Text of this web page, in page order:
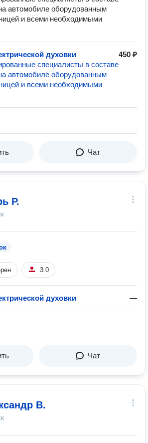
автомобиле оборудованным
и всеми необходимыми
духовки
450 ₽
специалисты в составе
автомобиле оборудованным
и всеми необходимыми
Чат
Р.
3.0
духовки —
Чат
В.